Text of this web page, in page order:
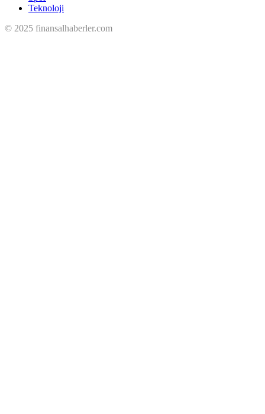
Teknoloji
© 2025 finansalhaberler.com